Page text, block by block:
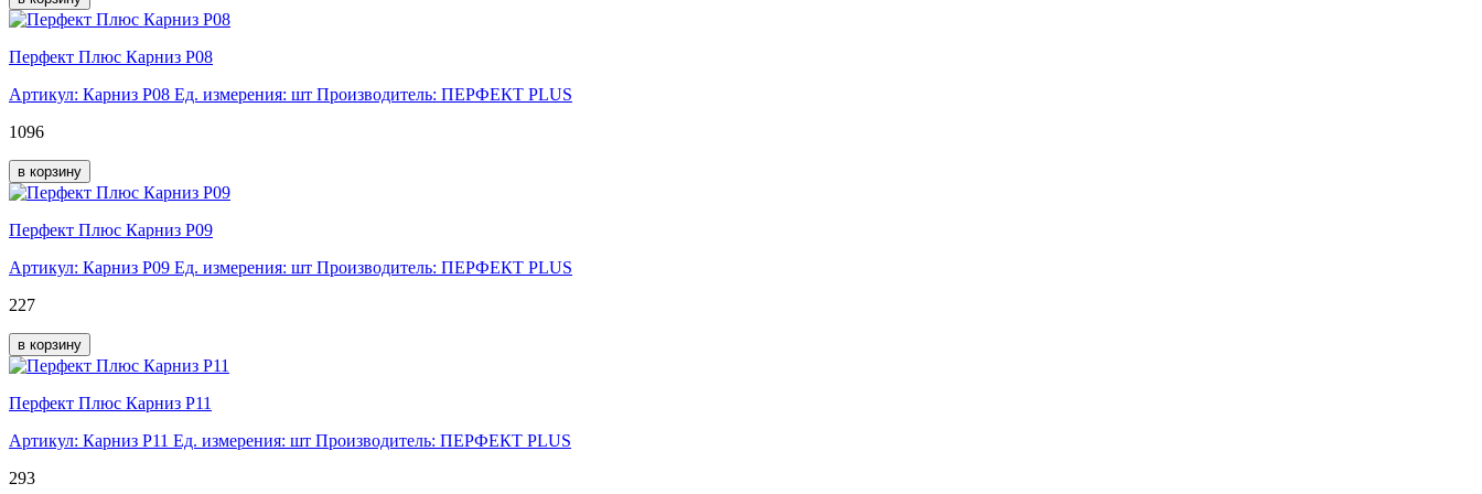
Перфект Плюс Карниз P08
Артикул: Карниз P08 Ед. измерения: шт Производитель: ПЕРФЕКТ PLUS
1096
в корзину
Перфект Плюс Карниз P09
Артикул: Карниз P09 Ед. измерения: шт Производитель: ПЕРФЕКТ PLUS
227
в корзину
Перфект Плюс Карниз P11
Артикул: Карниз P11 Ед. измерения: шт Производитель: ПЕРФЕКТ PLUS
293